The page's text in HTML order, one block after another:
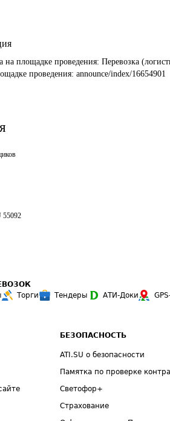
на площадке проведения: Перевозка
проведения: announce/index/16654901
55092
Торги Тендеры АТИ-Доки
БЕЗОПАСНОСТЬ
ATI.SU о безопасности
Памятка по проверке
Светофор+
Страхование